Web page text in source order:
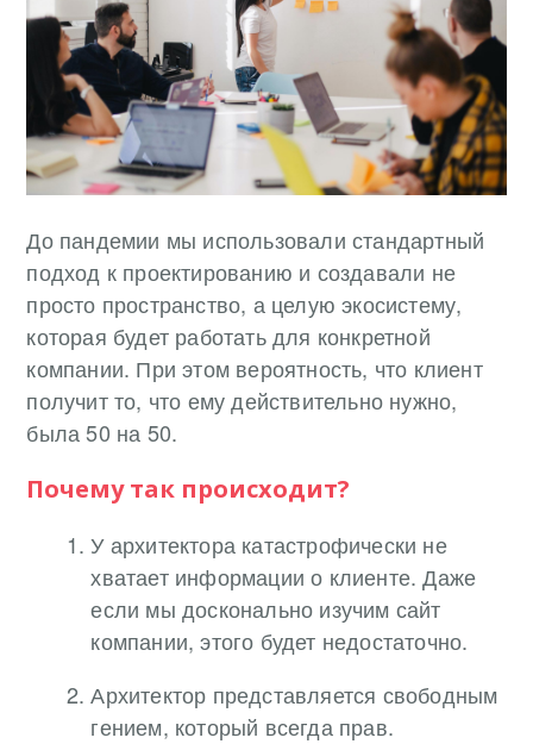
До пандемии мы использовали стандартный
подход к проектированию и создавали не
просто пространство, а целую экосистему,
которая будет работать для конкретной
компании. При этом вероятность, что клиент
получит то, что ему действительно нужно,
была 50 на 50.
Почему так происходит?
У архитектора катастрофически не
хватает информации о клиенте. Даже
если мы досконально изучим сайт
компании, этого будет недостаточно.
Архитектор представляется свободным
гением, который всегда прав.